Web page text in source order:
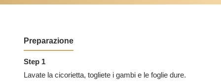
Preparazione
Step 1
Lavate la cicorietta, togliete i gambi e le foglie dure.